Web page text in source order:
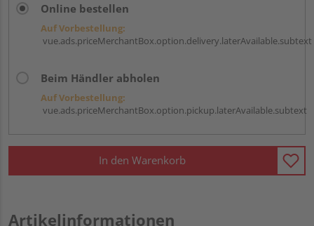
Online bestellen
Auf Vorbestellung:
vue.ads.priceMerchantBox.option.delivery.laterAvailable.subtext
Beim Händler abholen
Auf Vorbestellung:
vue.ads.priceMerchantBox.option.pickup.laterAvailable.subtext
In den Warenkorb
Artikelinformationen